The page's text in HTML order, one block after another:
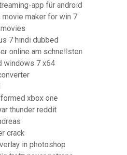
app für android
maker for win 7
7 hindi dubbed
online am schnellsten
windows 7 x64
xbox one
thunder reddit
crack
in photoshop